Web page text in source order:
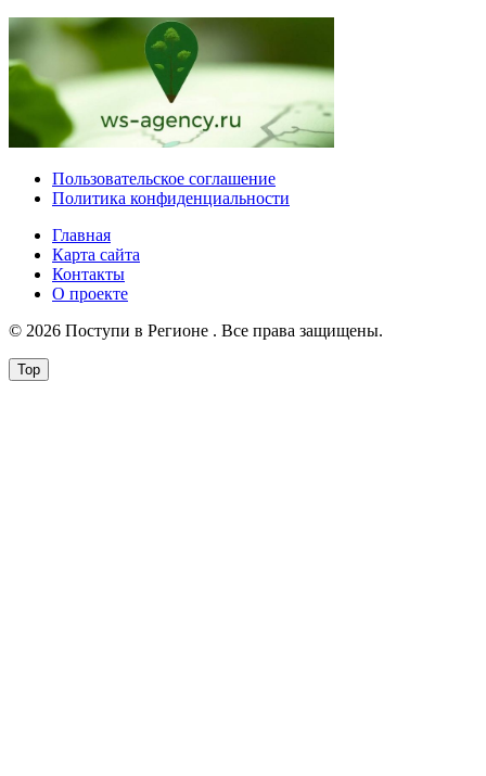
Пользовательское соглашение
Политика конфиденциальности
Главная
Карта сайта
Контакты
О проекте
© 2026 Поступи в Регионе . Все права защищены.
Top